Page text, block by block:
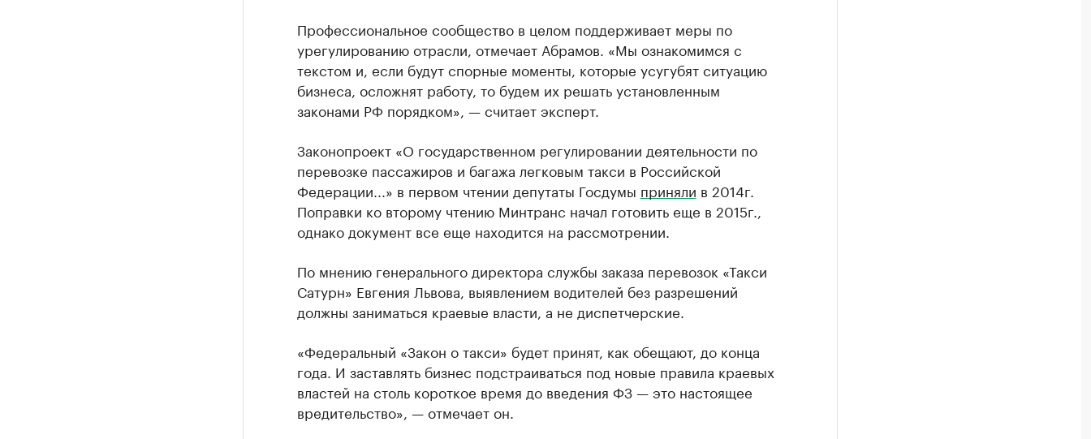
Профессиональное сообщество в целом поддерживает меры по
урегулированию отрасли, отмечает Абрамов. «Мы ознакомимся с
текстом и, если будут спорные моменты, которые усугубят ситуацию
бизнеса, осложнят работу, то будем их решать установленным
законами РФ порядком», — считает эксперт.
Законопроект «О государственном регулировании деятельности по
перевозке пассажиров и багажа легковым такси в Российской
Федерации...» в первом чтении депутаты Госдумы приняли в 2014г.
Поправки ко второму чтению Минтранс начал готовить еще в 2015г.,
однако документ все еще находится на рассмотрении.
По мнению генерального директора службы заказа перевозок «Такси
Сатурн» Евгения Львова, выявлением водителей без разрешений
должны заниматься краевые власти, а не диспетчерские.
«Федеральный «Закон о такси» будет принят, как обещают, до конца
года. И заставлять бизнес подстраиваться под новые правила краевых
властей на столь короткое время до введения ФЗ — это настоящее
вредительство», — отмечает он.